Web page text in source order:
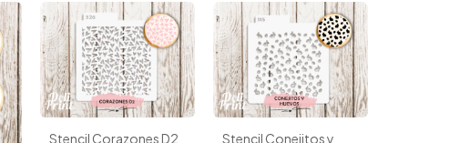
Stencil Corazones D2
Stencil Conejitos y